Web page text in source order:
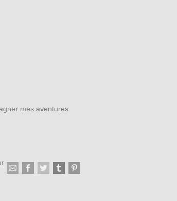
mes aventures